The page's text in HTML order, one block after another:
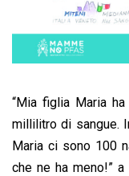
“Mia figlia Maria
millilitro di sangue.
Maria ci sono 100
che ne ha meno!”